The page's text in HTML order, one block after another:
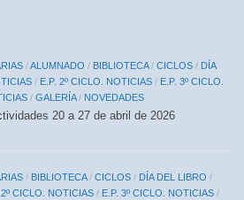
/ALUMNADO / BIBLIOTECA/ CICLOS / DÍA
/ E.P. 2º CICLO. NOTICIAS / E.P. 3º CICLO.
/ GALERÍA/ NOVEDADES
20 a 27 de abril de 2026
/ BIBLIOTECA/ CICLOS / DÍA DEL LIBRO /
2º CICLO. NOTICIAS / E.P. 3º CICLO. NOTICIAS /